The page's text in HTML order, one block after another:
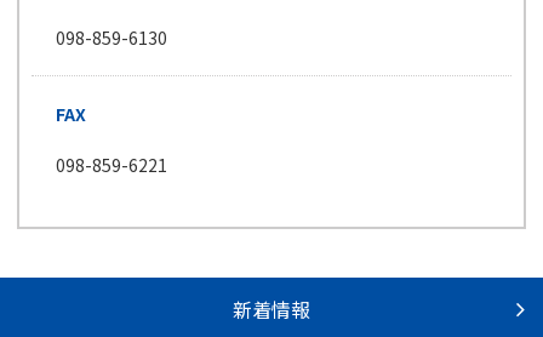
098-859-6130
FAX
098-859-6221
新着情報